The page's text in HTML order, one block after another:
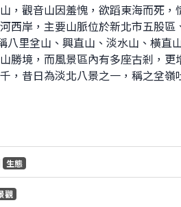
，觀音山因羞愧，欲蹈東海而死，
西岸，主要山脈位於新北市五股區
里坌山、興直山、淡水山、橫直
勝境，而風景區內有多座古剎，更
，昔日為淡北八景之一，稱之坌嶺
生態
觀